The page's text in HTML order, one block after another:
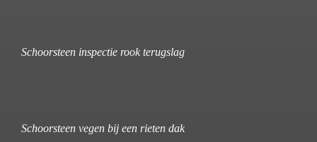
Schoorsteen inspectie rook terugslag
Schoorsteen vegen bij een rieten dak